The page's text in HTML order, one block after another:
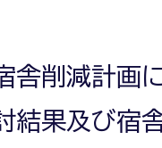
舎削減計画
結果及び宿